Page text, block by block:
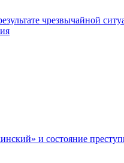
чрезвычайной
и состояние